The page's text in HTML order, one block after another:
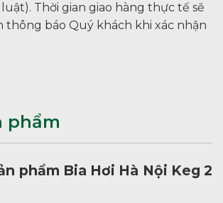
Thời gian giao hàng thực tế sẽ
thông báo Quý khách khi xác nhận
phẩm
phẩm Bia Hơi Hà Nội Keg 2